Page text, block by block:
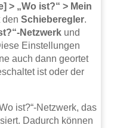
> „Wo ist?“ > Mein
denSchieberegler.
Netzwerk und
Einstellungen
auch dann geortet
ist oder der
ist?“-Netzwerk, das
Dadurch können